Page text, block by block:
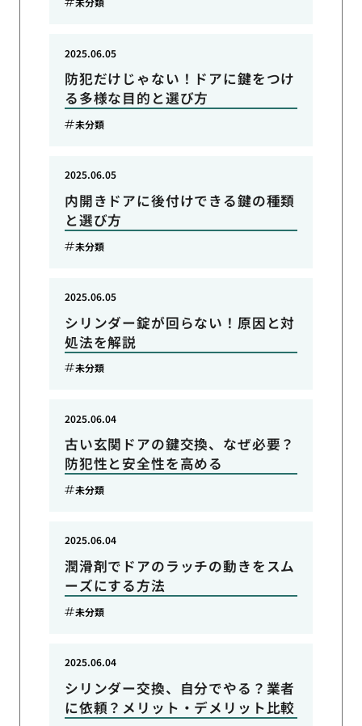
防犯だけじゃない！ドアに鍵をつけ
る多様な目的と選び方
2025.06.05
未分類
内開きドアに後付けできる鍵の種類
と選び方
2025.06.05
未分類
シリンダー錠が回らない！原因と対
処法を解説
2025.06.05
未分類
古い玄関ドアの鍵交換、なぜ必要？
防犯性と安全性を高める
2025.06.04
未分類
潤滑剤でドアのラッチの動きをスム
ーズにする方法
2025.06.04
未分類
シリンダー交換、自分でやる？業者
に依頼？メリット・デメリット比較
2025.06.04